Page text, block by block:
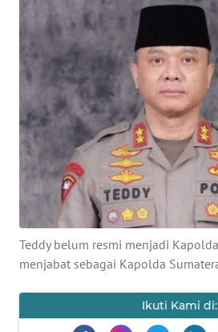
Teddy belum resmi menjadi
menjabat sebagai Kapolda
Ikuti Kami di:
EKUIN
SAINS-TEKNO
KESEHATAN
INTERNASIONAL
SERBA-SERBI
PENDIDIKAN
OLAHRAGA